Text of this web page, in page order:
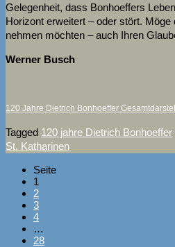
Gelegenheit, dass Bonhoeffers
Horizont erweitert – oder stört.
nehmen möchten – auch Ihren
Werner Busch
120 Jahre Dietrich Bonhoeffer
Tagged 120 jahre Dietrich Bonhoeffer
St. Katharinen
Seite
1
2
3
4
…
28